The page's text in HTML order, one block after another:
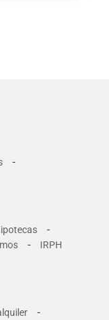
-
-
-
IRPH
-